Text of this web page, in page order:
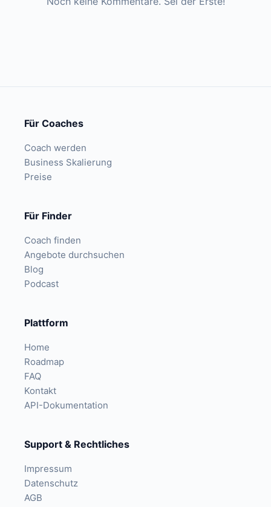
Für Coaches
Coach werden
Business Skalierung
Preise
Für Finder
Coach finden
Angebote durchsuchen
Blog
Podcast
Plattform
Home
Roadmap
FAQ
Kontakt
API-Dokumentation
Support & Rechtliches
Impressum
Datenschutz
AGB